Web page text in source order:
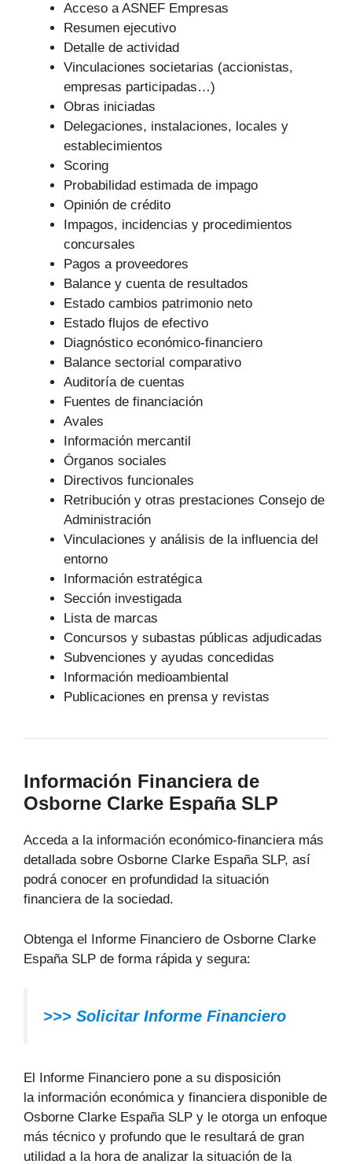
Acceso a ASNEF Empresas
Resumen ejecutivo
Detalle de actividad
Vinculaciones societarias (accionistas,
empresas participadas…)
Obras iniciadas
Delegaciones, instalaciones, locales y
establecimientos
Scoring
Probabilidad estimada de impago
Opinión de crédito
Impagos, incidencias y procedimientos
concursales
Pagos a proveedores
Balance y cuenta de resultados
Estado cambios patrimonio neto
Estado flujos de efectivo
Diagnóstico económico-financiero
Balance sectorial comparativo
Auditoría de cuentas
Fuentes de financiación
Avales
Información mercantil
Órganos sociales
Directivos funcionales
Retribución y otras prestaciones Consejo de
Administración
Vinculaciones y análisis de la influencia del
entorno
Información estratégica
Sección investigada
Lista de marcas
Concursos y subastas públicas adjudicadas
Subvenciones y ayudas concedidas
Información medioambiental
Publicaciones en prensa y revistas
Información Financiera de
Osborne Clarke España SLP
Acceda a la información económico-financiera más
detallada sobre Osborne Clarke España SLP, así
podrá conocer en profundidad la situación
financiera de la sociedad.
Obtenga el Informe Financiero de Osborne Clarke
España SLP de forma rápida y segura:
>>> Solicitar Informe Financiero
El Informe Financiero pone a su disposición
la información económica y financiera disponible de
Osborne Clarke España SLP y le otorga un enfoque
más técnico y profundo que le resultará de gran
utilidad a la hora de analizar la situación de la